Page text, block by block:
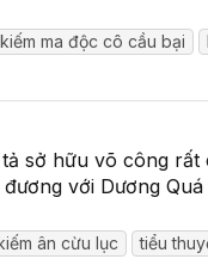
kiếm ma độc cô cầu bại
sở hữu võ công
với Dương
ân cừu lục
tiểu